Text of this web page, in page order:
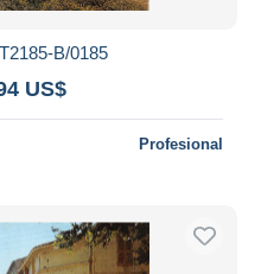
B/0185
US$
Profesional